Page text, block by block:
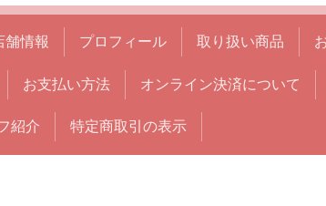
舗情報 プロフィール 取り扱い商品
お支払い方法 オンライン決済について
紹介 特定商取引の表示